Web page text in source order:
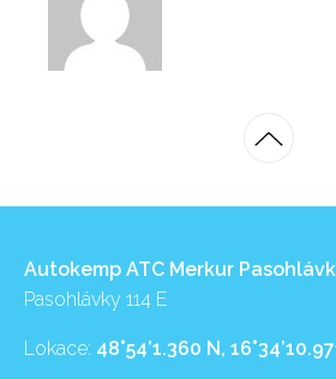
Autokemp ATC Merkur
Pasohlávky 114 E
Lokace: 48°54’1.360 N,